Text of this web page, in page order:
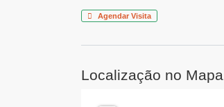
Agendar Visita
Localização no Mapa